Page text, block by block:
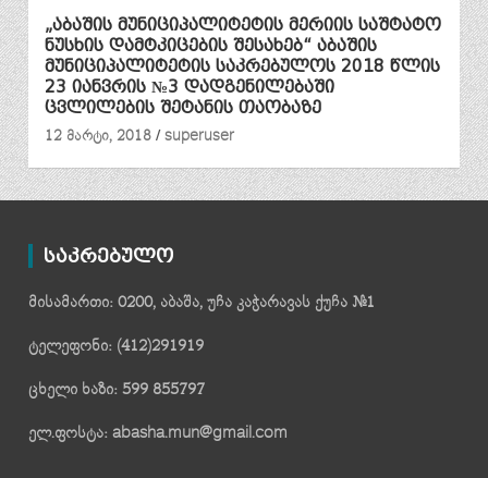
„აბაშის მუნიციპალიტეტის მერიის საშტატო
ნუსხის დამტკიცების შესახებ“ აბაშის
მუნიციპალიტეტის საკრებულოს 2018 წლის
23 იანვრის №3 დადგენილებაში
ცვლილების შეტანის თაობაზე
12 მარტი, 2018
superuser
საკრებულო
მისამართი: 0200, აბაშა, უჩა კაჭარავას ქუჩა №1
ტელეფონი: (412)291919
ცხელი ხაზი: 599 855797
ელ.ფოსტა: abasha.mun@gmail.com